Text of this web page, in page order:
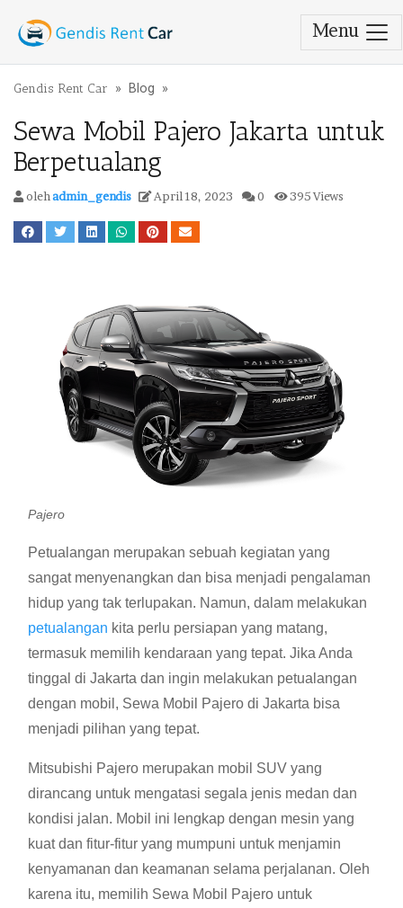
Menu
Gendis Rent Car » Blog »
Sewa Mobil Pajero Jakarta untuk
Berpetualang
olehadmin_gendis April 18, 2023 0 395 Views
Pajero
Petualangan merupakan sebuah kegiatan yang
sangat menyenangkan dan bisa menjadi pengalaman
hidup yang tak terlupakan. Namun, dalam melakukan
petualangan kita perlu persiapan yang matang,
termasuk memilih kendaraan yang tepat. Jika Anda
tinggal di Jakarta dan ingin melakukan petualangan
dengan mobil, Sewa Mobil Pajero di Jakarta bisa
menjadi pilihan yang tepat.
Mitsubishi Pajero merupakan mobil SUV yang
dirancang untuk mengatasi segala jenis medan dan
kondisi jalan. Mobil ini lengkap dengan mesin yang
kuat dan fitur-fitur yang mumpuni untuk menjamin
kenyamanan dan keamanan selama perjalanan. Oleh
karena itu, memilih Sewa Mobil Pajero untuk